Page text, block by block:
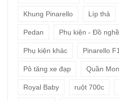
Khung Pinarello Líp thả
Pedan Phụ kiện - Đồ
Phụ kiện khác Pinarello
Pô tăng xe đạp Quần
Royal Baby ruột 700c